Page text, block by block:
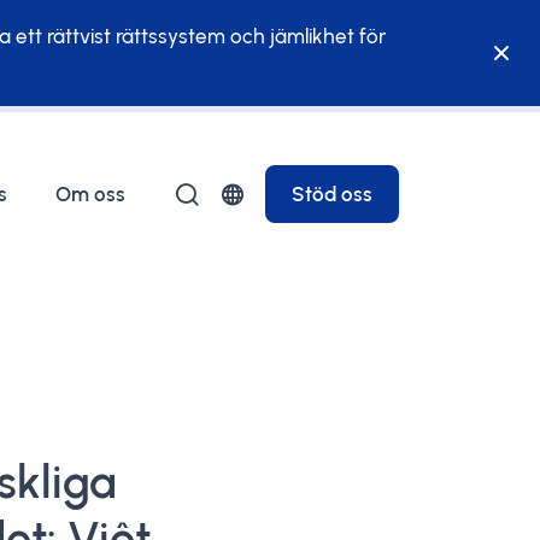
ett rättvist rättssystem och jämlikhet för
Om oss Stöd oss